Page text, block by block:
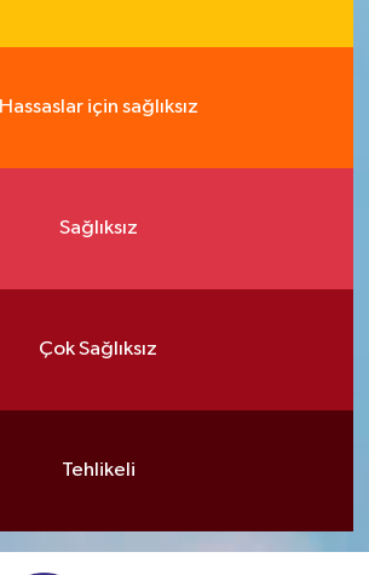
Hassaslar için sağlıksız
Sağlıksız
Çok Sağlıksız
Tehlikeli